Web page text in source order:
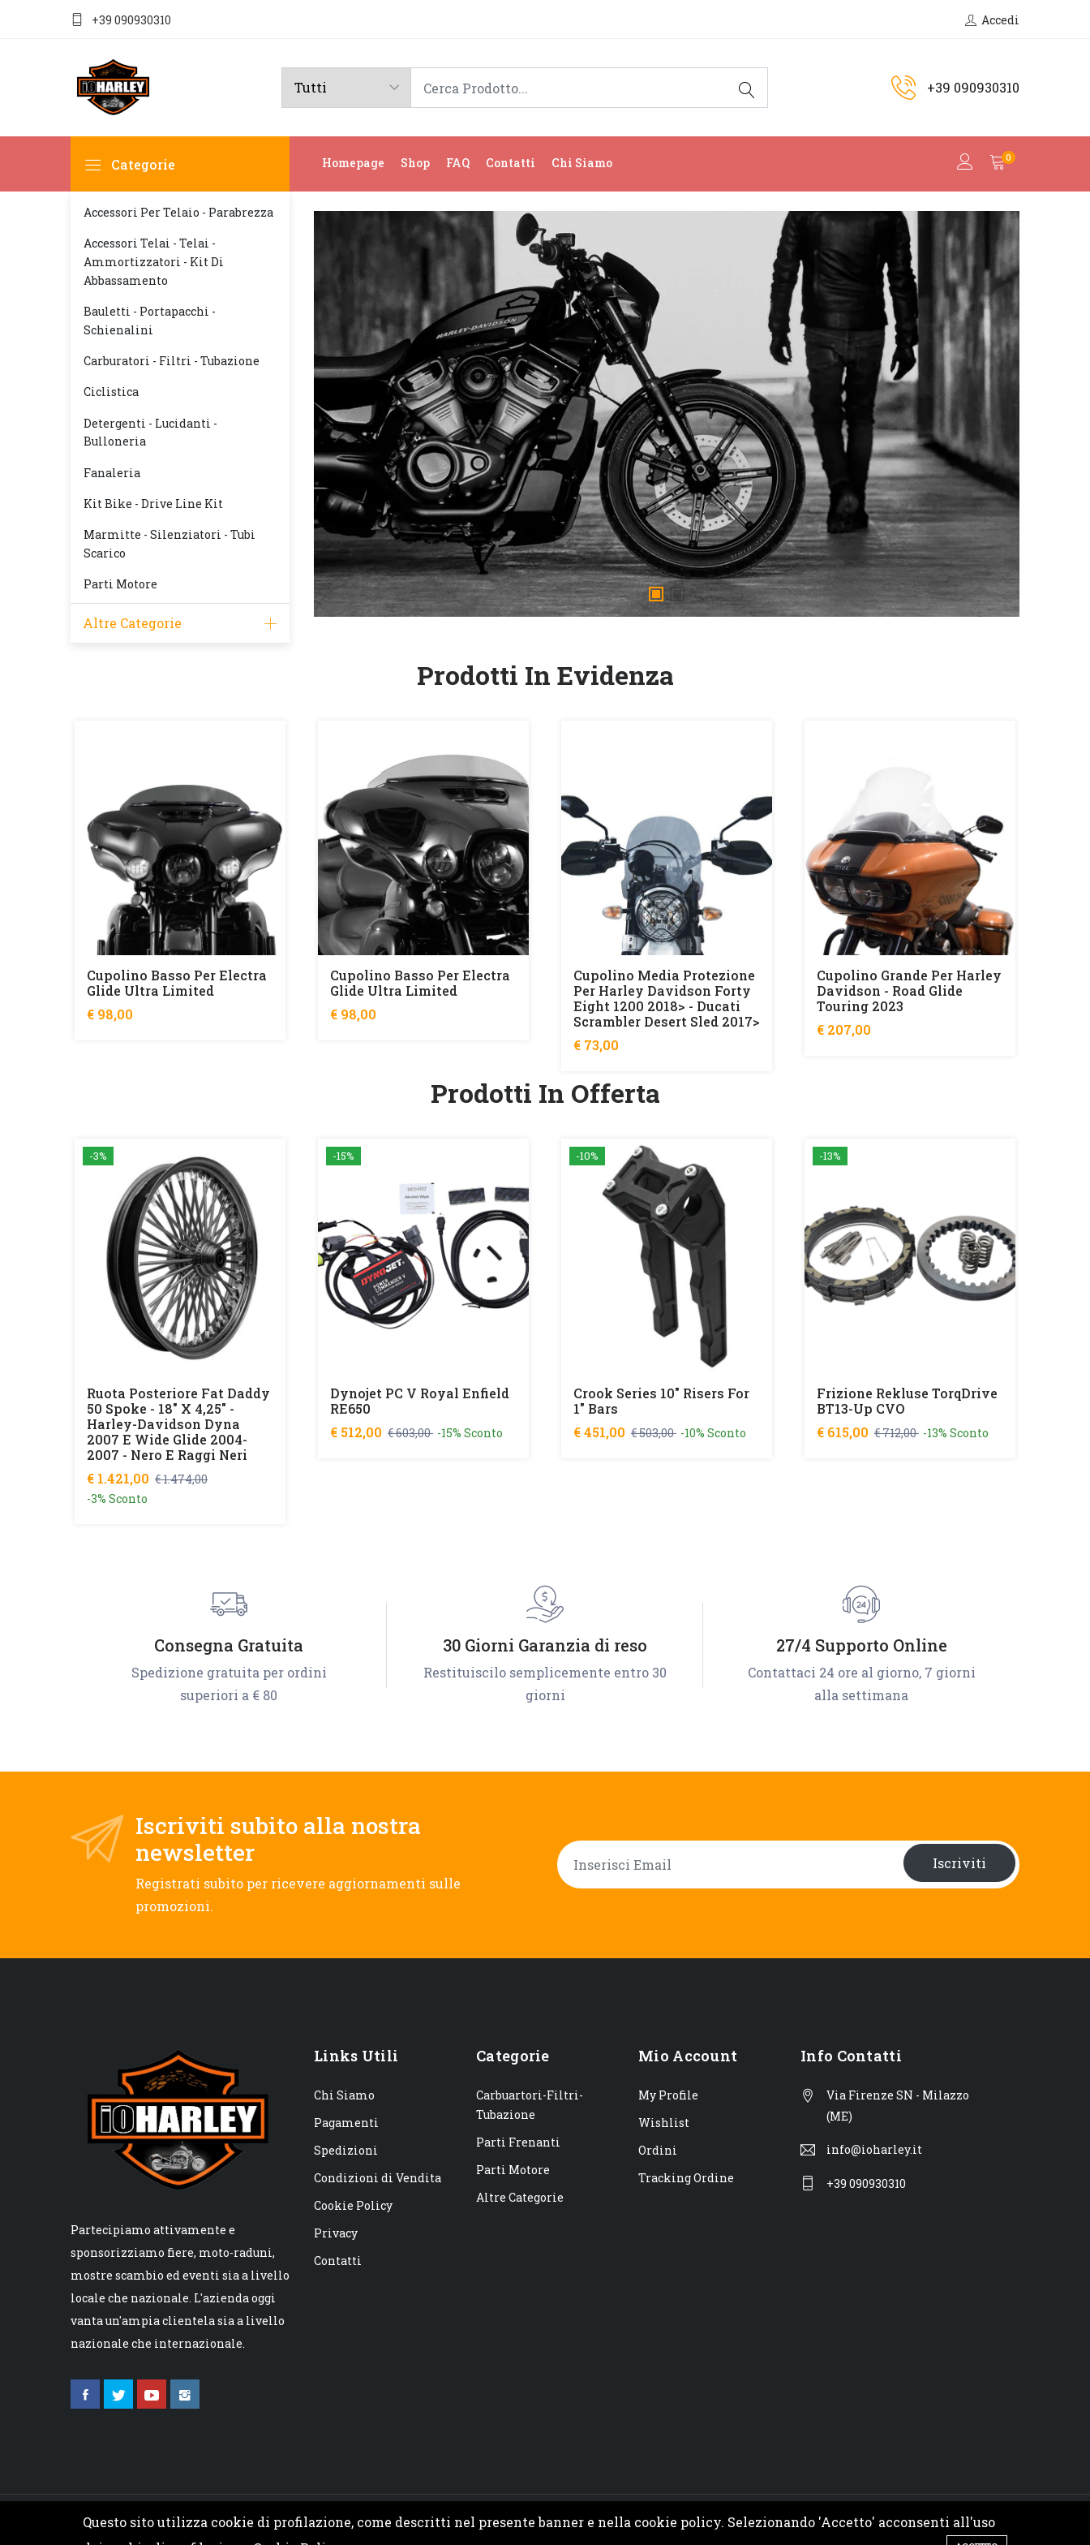
+39 090930310 Accedi
+39 090930310
Categorie
Accessori Per Telaio - Parabrezza
Accessori Telai - Telai -
Ammortizzatori - Kit Di
Abbassamento
Bauletti - Portapacchi -
Schienalini
Carburatori - Filtri - Tubazione
Ciclistica
Detergenti - Lucidanti -
Bulloneria
Fanaleria
Kit Bike - Drive Line Kit
Marmitte - Silenziatori - Tubi
Scarico
Parti Motore
Altre Categorie
Homepage Shop FAQ Contatti Chi Siamo 0
Prodotti In Evidenza
Cupolino Basso Per Electra
Glide Ultra Limited
€ 98,00
Cupolino Basso Per Electra
Glide Ultra Limited
€ 98,00
Cupolino Media Protezione
Per Harley Davidson Forty
Eight 1200 2018> - Ducati
Scrambler Desert Sled 2017>
€ 73,00
Cupolino Grande Per Harley
Davidson - Road Glide
Touring 2023
€ 207,00
Prodotti In Offerta
-3%
Ruota Posteriore Fat Daddy
50 Spoke - 18" X 4,25" -
Harley-Davidson Dyna
2007 E Wide Glide 2004-
2007 - Nero E Raggi Neri
€ 1.421,00 € 1.474,00
-3% Sconto
-15%
Dynojet PC V Royal Enfield
RE650
€ 512,00 € 603,00 -15% Sconto
-10%
Crook Series 10" Risers For
1" Bars
€ 451,00 € 503,00 -10% Sconto
-13%
Frizione Rekluse TorqDrive
BT13-Up CVO
€ 615,00 € 712,00 -13% Sconto
Consegna Gratuita
Spedizione gratuita per ordini
superiori a € 80
30 Giorni Garanzia di reso
Restituiscilo semplicemente entro 30
giorni
27/4 Supporto Online
Contattaci 24 ore al giorno, 7 giorni
alla settimana
Iscriviti subito alla nostra
newsletter
Registrati subito per ricevere aggiornamenti sulle
promozioni.
Iscriviti
Partecipiamo attivamente e
sponsorizziamo fiere, moto-raduni,
mostre scambio ed eventi sia a livello
locale che nazionale. L'azienda oggi
vanta un'ampia clientela sia a livello
nazionale che internazionale.
Links Utili
Chi Siamo
Pagamenti
Spedizioni
Condizioni di Vendita
Cookie Policy
Privacy
Contatti
Categorie
Carbuartori-Filtri-
Tubazione
Parti Frenanti
Parti Motore
Altre Categorie
Mio Account
My Profile
Wishlist
Ordini
Tracking Ordine
Info Contatti
Via Firenze SN - Milazzo
(ME)
info@ioharley.it
+39 090930310
© 2026 Io Harley - PIVA 01931450835
Questo sito utilizza cookie di profilazione, come descritti nel presente banner e nella cookie policy. Selezionando 'Accetto' acconsenti all'uso